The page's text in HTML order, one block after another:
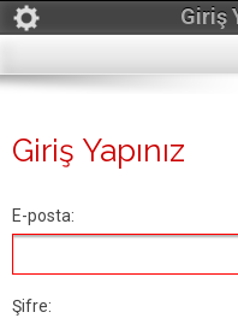
Giriş
Giriş Yapınız
E-posta:
Şifre: